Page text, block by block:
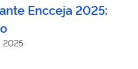
Encceja 2025:
2025